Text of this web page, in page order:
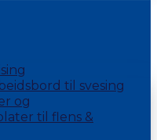
til svesing
og
til flens &